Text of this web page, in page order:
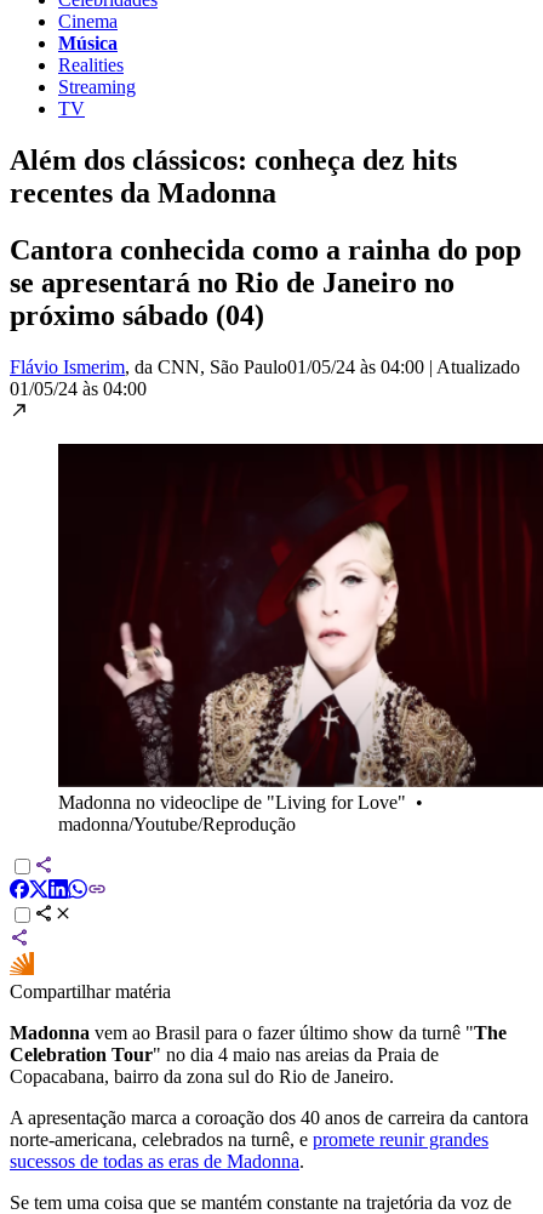
Cinema
Música
Realities
Streaming
TV
Além dos clássicos: conheça dez hits
recentes da Madonna
Cantora conhecida como a rainha do pop
se apresentará no Rio de Janeiro no
próximo sábado (04)
Flávio Ismerim, da CNN, São Paulo01/05/24 às 04:00 | Atualizado
01/05/24 às 04:00
Madonna no videoclipe de "Living for Love" •
madonna/Youtube/Reprodução
Compartilhar matéria
Madonna vem ao Brasil para o fazer último show da turnê "The
Celebration Tour" no dia 4 maio nas areias da Praia de
Copacabana, bairro da zona sul do Rio de Janeiro.
A apresentação marca a coroação dos 40 anos de carreira da cantora
norte-americana, celebrados na turnê, e promete reunir grandes
sucessos de todas as eras de Madonna.
Se tem uma coisa que se mantém constante na trajetória da voz de